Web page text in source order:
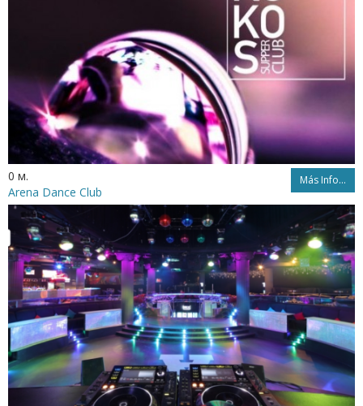
0 м. Más Info...
Arena Dance Club